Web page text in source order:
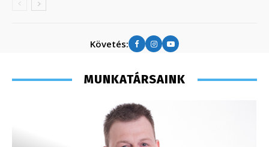
Követés:
MUNKATÁRSAINK